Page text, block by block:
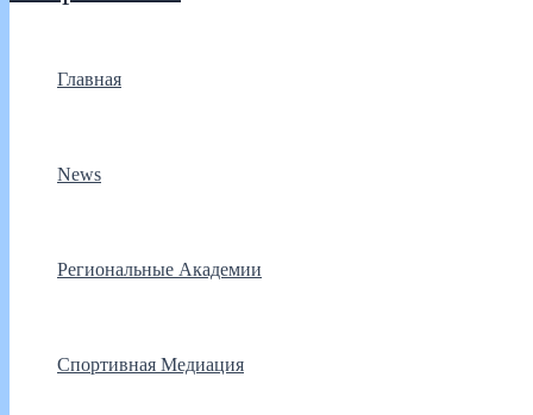
Главная
News
Региональные Академии
Спортивная Медиация